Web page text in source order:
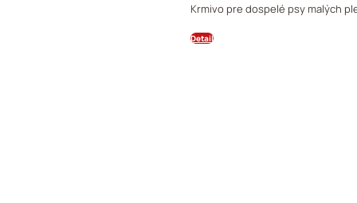
Krmivo pre dospelé psy malých
Detail